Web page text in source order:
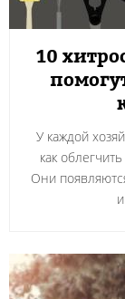
10
У каждой
как
Они